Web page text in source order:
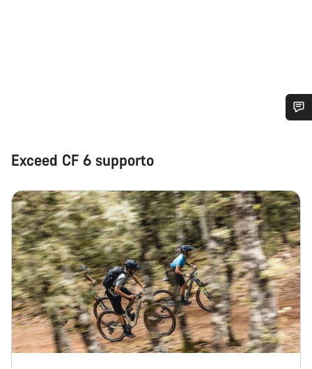
Exceed CF 6 supporto
I nostri consulenti esperti sono a tua disposizione.
Avvia Chat
Chiudi